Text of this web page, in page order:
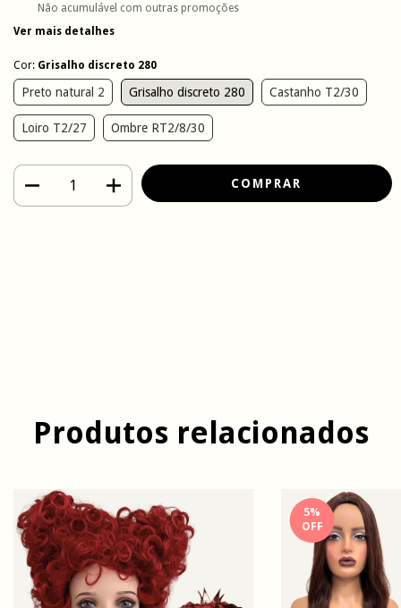
Não acumulável com outras promoções
Ver mais detalhes
Cor: Grisalho discreto 280
Preto natural 2 Grisalho discreto 280 Castanho T2/30
Loiro T2/27 Ombre RT2/8/30
Produtos relacionados
5%
OFF